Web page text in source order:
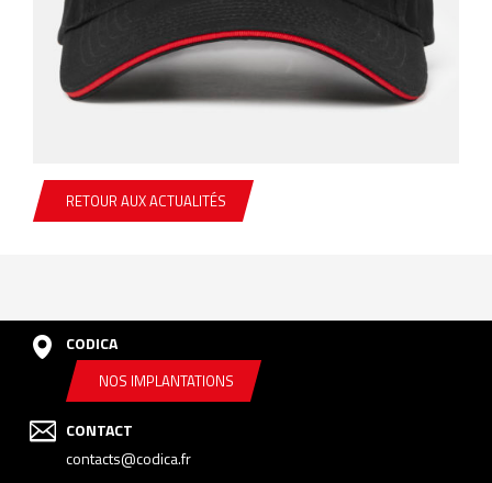
RETOUR AUX ACTUALITÉS
CODICA
NOS IMPLANTATIONS
CONTACT
contacts@codica.fr